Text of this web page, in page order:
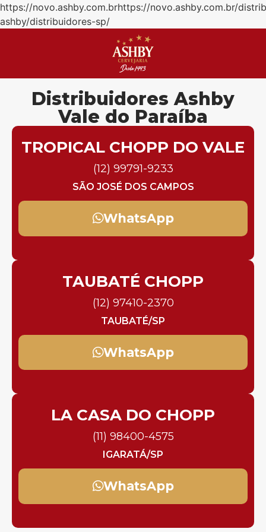
https://novo.ashby.com.brhttps://novo.ashby.com.br/
ashby/distribuidores-sp/
Distribuidores Ashby
Vale do Paraíba
TROPICAL CHOPP DO VALE
(12) 99791-9233
SÃO JOSÉ DOS CAMPOS
WhatsApp
TAUBATÉ CHOPP
(12) 97410-2370
TAUBATÉ/SP
WhatsApp
LA CASA DO CHOPP
(11) 98400-4575
IGARATÁ/SP
WhatsApp